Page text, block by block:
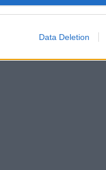
Data Deletion